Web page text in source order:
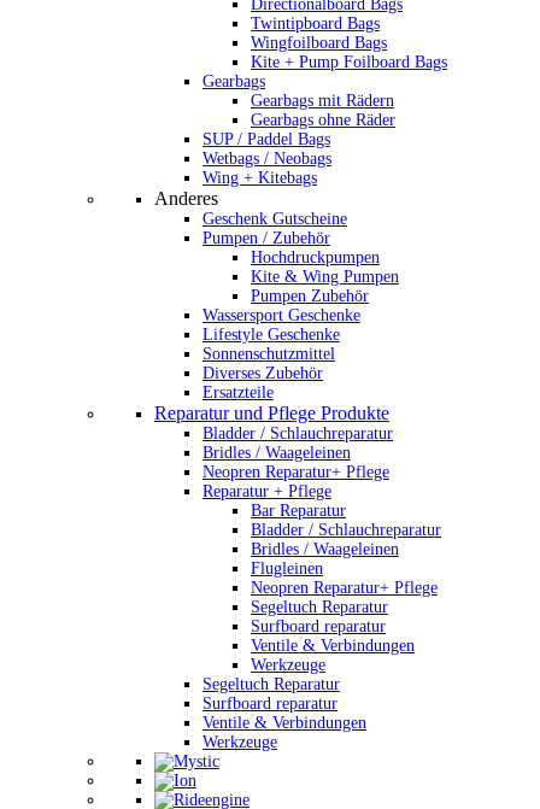
Directionalboard Bags
Twintipboard Bags
Wingfoilboard Bags
Kite + Pump Foilboard Bags
Gearbags
Gearbags mit Rädern
Gearbags ohne Räder
SUP / Paddel Bags
Wetbags / Neobags
Wing + Kitebags
Anderes
Geschenk Gutscheine
Pumpen / Zubehör
Hochdruckpumpen
Kite & Wing Pumpen
Pumpen Zubehör
Wassersport Geschenke
Lifestyle Geschenke
Sonnenschutzmittel
Diverses Zubehör
Ersatzteile
Reparatur und Pflege Produkte
Bladder / Schlauchreparatur
Bridles / Waageleinen
Neopren Reparatur+ Pflege
Reparatur + Pflege
Bar Reparatur
Bladder / Schlauchreparatur
Bridles / Waageleinen
Flugleinen
Neopren Reparatur+ Pflege
Segeltuch Reparatur
Surfboard reparatur
Ventile & Verbindungen
Werkzeuge
Segeltuch Reparatur
Surfboard reparatur
Ventile & Verbindungen
Werkzeuge